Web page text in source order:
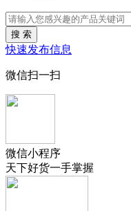
搜 索
快速发布信息
微信扫一扫
微信小程序
天下好货一手掌握